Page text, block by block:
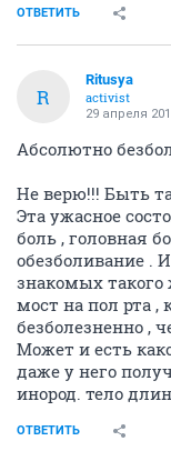
ОТВЕТИТЬ
R
Ritusya
activist
29 апреля
Абсолютно
Не верю!!! Быть
Эта ужасное
боль , головная
обезболивание .
знакомых
мост на пол рта ,
безболезненно ,
Может и есть
даже у него
инород. тело
ОТВЕТИТЬ